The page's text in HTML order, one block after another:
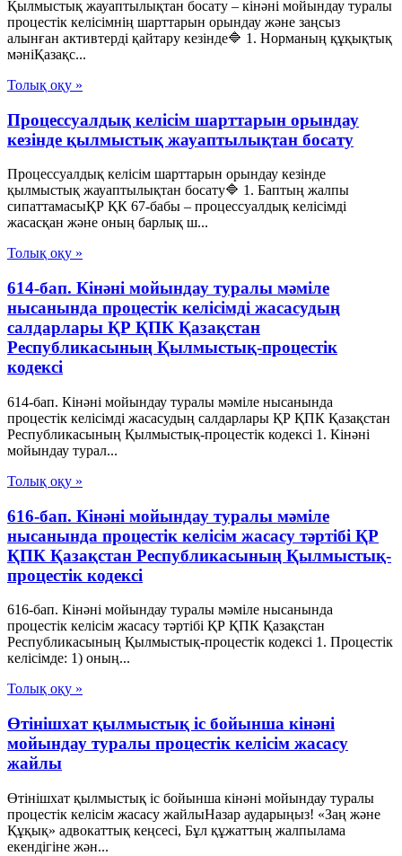
Қылмыстық жауаптылықтан босату – кінәні мойындау туралы
процестік келісімнің шарттарын орындау және заңсыз
алынған активтерді қайтару кезінде🔷 1. Норманың құқықтық
мәніҚазақс...
Толық оқу »
Процессуалдық келісім шарттарын орындау
кезінде қылмыстық жауаптылықтан босату
Процессуалдық келісім шарттарын орындау кезінде
қылмыстық жауаптылықтан босату🔷 1. Баптың жалпы
сипаттамасыҚР ҚК 67-бабы – процессуалдық келісімді
жасасқан және оның барлық ш...
Толық оқу »
614-бап. Кінәні мойындау туралы мәміле
нысанында процестік келісімді жасасудың
салдарлары ҚР ҚПК Қазақстан
Республикасының Қылмыстық-процестік
кодексi
614-бап. Кінәні мойындау туралы мәміле нысанында
процестік келісімді жасасудың салдарлары ҚР ҚПК Қазақстан
Республикасының Қылмыстық-процестік кодексi 1. Кінәні
мойындау турал...
Толық оқу »
616-бап. Кінәні мойындау туралы мәміле
нысанында процестік келісім жасасу тәртібі ҚР
ҚПК Қазақстан Республикасының Қылмыстық-
процестік кодексi
616-бап. Кінәні мойындау туралы мәміле нысанында
процестік келісім жасасу тәртібі ҚР ҚПК Қазақстан
Республикасының Қылмыстық-процестік кодексi 1. Процестік
келісімде: 1) оның...
Толық оқу »
Өтінішхат қылмыстық іс бойынша кінәні
мойындау туралы процестік келісім жасасу
жайлы
Өтінішхат қылмыстық іс бойынша кінәні мойындау туралы
процестік келісім жасасу жайлыНазар аударыңыз! «Заң және
Құқық» адвокаттық кеңсесі, Бұл құжаттың жалпылама
екендігіне жән...